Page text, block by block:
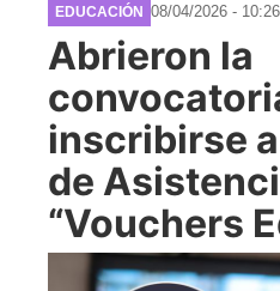
EDUCACIÓN 08/04/2026 -
Abrieron la
inscribirse
de
“Vouchers